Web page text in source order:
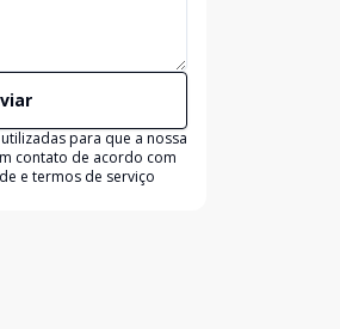
para que a nossa
contato de acordo com
e termos de serviço